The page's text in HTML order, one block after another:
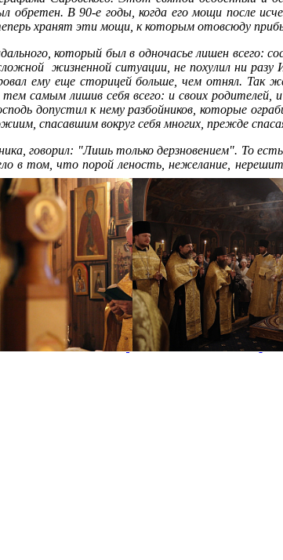
В 90-е годы, когда его мощи после
хранят эти мощи, к которым отовсюду
который был в одночасье лишен всего:
жизненной ситуации, не похулил ни
ему еще сторицей больше, чем отнял. Так
самым лишив себя всего: и своих родителей,
допустил к нему разбойников, которые
спасавшим вокруг себя многих, прежде
говорил: "Лишь только дерзновением". То
в том, что порой леность, нежелание,